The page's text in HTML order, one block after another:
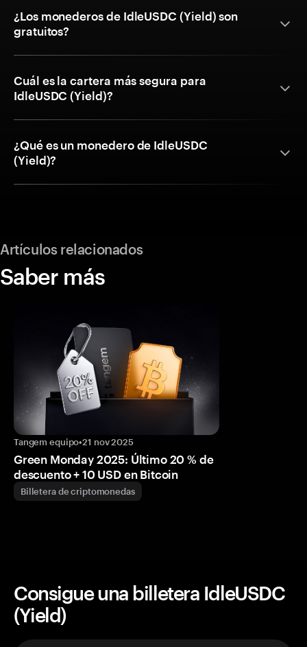
¿Los monederos de IdleUSDC (Yield) son
gratuitos?
Cuál es la cartera más segura para
IdleUSDC (Yield)?
¿Qué es un monedero de IdleUSDC
(Yield)?
Artículos relacionados
Saber más
Tangem equipo•21 nov 2025
Green Monday 2025: Último 20 % de
descuento + 10 USD en Bitcoin
Billetera de criptomonedas
Consigue una billetera IdleUSDC
(Yield)